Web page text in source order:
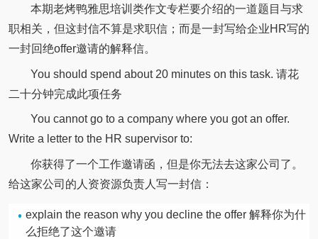
本期老烤鸭雅思培训类作文专栏要介绍的一道题目与求
职相关，但这封信不算是求职信；而是一封写给企业HR写的
一封回绝offer邀请的解释信。
You should spend about 20 minutes on this task. 请花
二十分钟完成此项任务
You cannot go to a company where you got an offer.
Write a letter to the HR supervisor to:
你获得了一个工作邀请函，但是你无法去这家公司了。
给这家公司的人资资源负责人写一封信：
explain the reason why you decline the offer 解释你为什
么拒绝了这个邀请